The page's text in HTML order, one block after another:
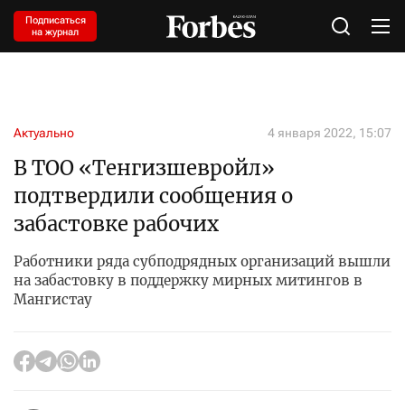
Подписаться
на журнал
Актуально 4 января 2022, 15:07
В ТОО «Тенгизшевройл»
подтвердили сообщения о
забастовке рабочих
Работники ряда субподрядных организаций вышли
на забастовку в поддержку мирных митингов в
Мангистау